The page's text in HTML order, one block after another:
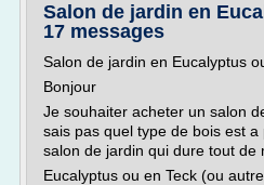
Salon de jardin en
17 messages
Salon de jardin en Eucalyptus
Bonjour
Je souhaiter acheter un salon
sais pas quel type de bois est
salon de jardin qui dure tout de
Eucalyptus ou en Teck (ou